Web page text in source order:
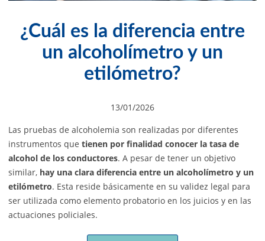
¿Cuál es la diferencia entre
un alcoholímetro y un
etilómetro?
13/01/2026
Las pruebas de alcoholemia son realizadas por diferentes
instrumentos que tienen por finalidad conocer la tasa de
alcohol de los conductores. A pesar de tener un objetivo
similar, hay una clara diferencia entre un alcoholímetro y un
etilómetro. Esta reside básicamente en su validez legal para
ser utilizada como elemento probatorio en los juicios y en las
actuaciones policiales.